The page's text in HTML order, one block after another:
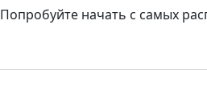
Попробуйте начать с самых